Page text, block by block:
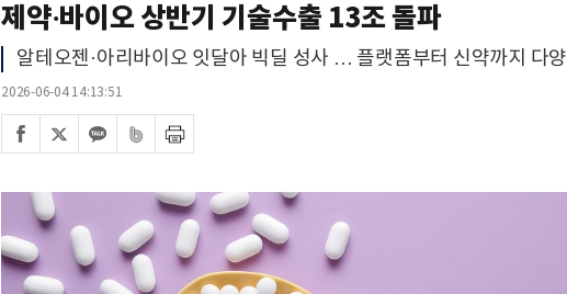
제약·바이오 상반기 기술수출 13조 돌파
알테오젠·아리바이오 잇달아 빅딜 성사 … 플랫폼부터 신약까지 다양
2026-06-04 14:13:51